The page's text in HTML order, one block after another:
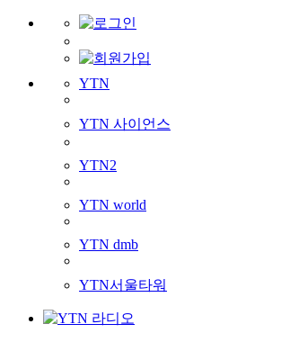
YTN
YTN 사이언스
YTN2
YTN world
YTN dmb
YTN서울타워